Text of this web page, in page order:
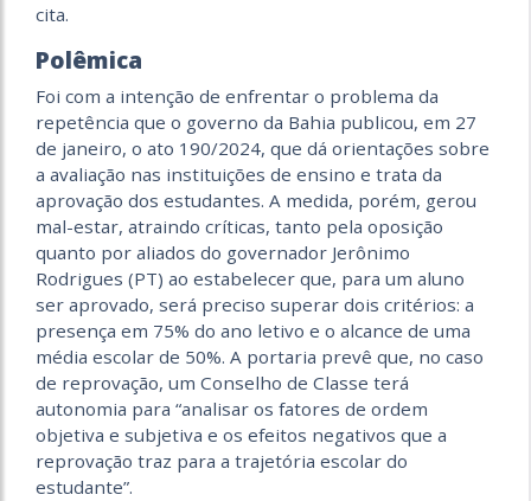
cita.
Polêmica
Foi com a intenção de enfrentar o problema da
repetência que o governo da Bahia publicou, em 27
de janeiro, o ato 190/2024, que dá orientações sobre
a avaliação nas instituições de ensino e trata da
aprovação dos estudantes. A medida, porém, gerou
mal-estar, atraindo críticas, tanto pela oposição
quanto por aliados do governador Jerônimo
Rodrigues (PT) ao estabelecer que, para um aluno
ser aprovado, será preciso superar dois critérios: a
presença em 75% do ano letivo e o alcance de uma
média escolar de 50%. A portaria prevê que, no caso
de reprovação, um Conselho de Classe terá
autonomia para “analisar os fatores de ordem
objetiva e subjetiva e os efeitos negativos que a
reprovação traz para a trajetória escolar do
estudante”.